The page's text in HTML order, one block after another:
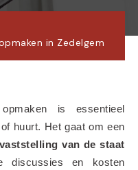
in Zedelgem
is essentieel
van de staat
discussies en kosten